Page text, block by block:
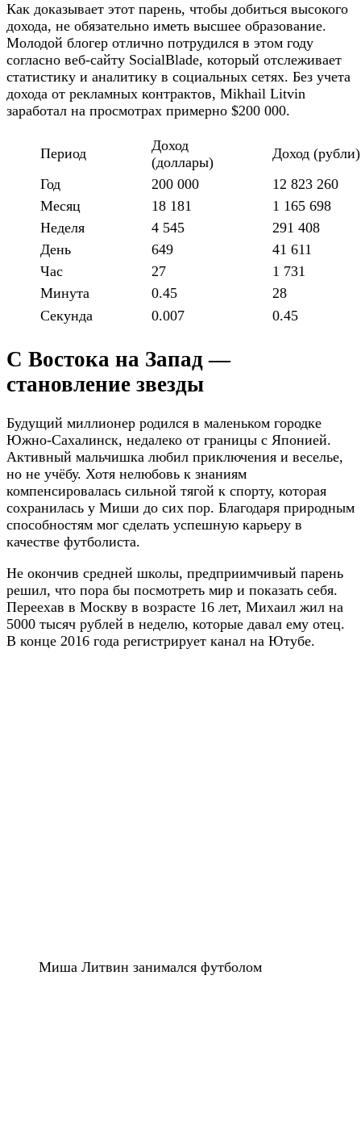
Как доказывает этот парень, чтобы добиться высокого
дохода, не обязательно иметь высшее образование.
Молодой блогер отлично потрудился в этом году
согласно веб-сайту SocialBlade, который отслеживает
статистику и аналитику в социальных сетях. Без учета
дохода от рекламных контрактов, Mikhail Litvin
заработал на просмотрах примерно $200 000.
Период
Доход
(доллары)
Доход (рубли)
Год
200 000
12 823 260
Месяц
18 181
1 165 698
Неделя
4 545
291 408
День
649
41 611
Час
27
1 731
Минута
0.45
28
Секунда
0.007 0.45
С Востока на Запад —
становление звезды
Будущий миллионер родился в маленьком городке
Южно-Сахалинск, недалеко от границы с Японией.
Активный мальчишка любил приключения и веселье,
но не учёбу. Хотя нелюбовь к знаниям
компенсировалась сильной тягой к спорту, которая
сохранилась у Миши до сих пор. Благодаря природным
способностям мог сделать успешную карьеру в
качестве футболиста.
Не окончив средней школы, предприимчивый парень
решил, что пора бы посмотреть мир и показать себя.
Переехав в Москву в возрасте 16 лет, Михаил жил на
5000 тысяч рублей в неделю, которые давал ему отец.
В конце 2016 года регистрирует канал на Ютубе.
Миша Литвин занимался футболом